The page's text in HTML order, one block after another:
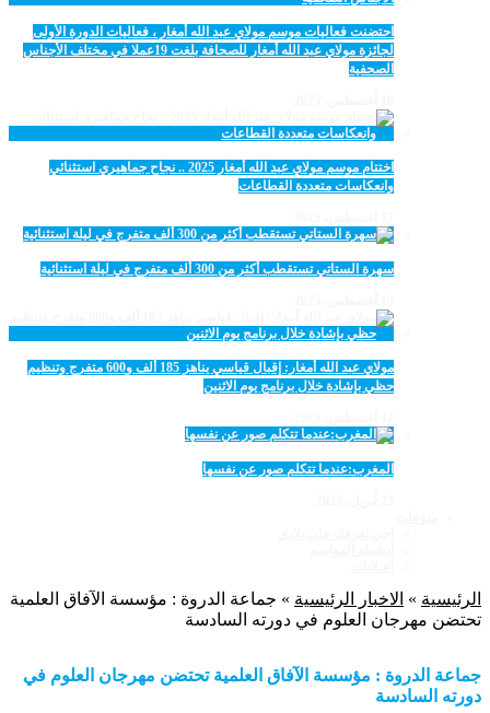
احتضنت فعاليات موسم مولاي عبد الله أمغار ، فعاليات الدورة الأولى
لجائزة مولاي عبد الله أمغار للصحافة بلغت 19عملا في مختلف الأجناس
الصحفية
اختتام موسم مولاي عبد الله أمغار 2025 .. نجاح جماهيري استثنائي
وانعكاسات متعددة القطاعات
سهرة الستاتي تستقطب أكثر من 300 ألف متفرج في ليلة استثنائية
مولاي عبد الله أمغار: إقبال قياسي يناهز 185 ألف و600 متفرج وتنظيم
حظي بإشادة خلال برنامج يوم الاثنين
المغرب:عندما تتكلم صور عن نفسها
الرئيسية » الاخبار الرئيسية » جماعة الدروة : مؤسسة الآفاق العلمية
تحتضن مهرجان العلوم في دورته السادسة
جماعة الدروة : مؤسسة الآفاق العلمية تحتضن مهرجان العلوم في
دورته السادسة